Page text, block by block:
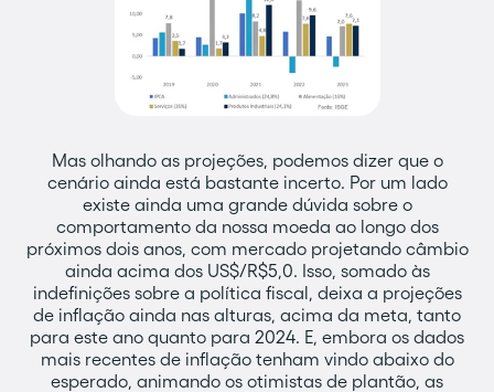
Mas olhando as projeções, podemos dizer que o
cenário ainda está bastante incerto. Por um lado
existe ainda uma grande dúvida sobre o
comportamento da nossa moeda ao longo dos
próximos dois anos, com mercado projetando câmbio
ainda acima dos US$/R$5,0. Isso, somado às
indefinições sobre a política fiscal, deixa a projeções
de inflação ainda nas alturas, acima da meta, tanto
para este ano quanto para 2024. E, embora os dados
mais recentes de inflação tenham vindo abaixo do
esperado, animando os otimistas de plantão, as